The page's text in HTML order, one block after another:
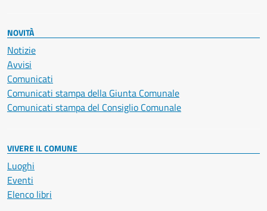
NOVITÀ
Notizie
Avvisi
Comunicati
Comunicati stampa della Giunta Comunale
Comunicati stampa del Consiglio Comunale
VIVERE IL COMUNE
Luoghi
Eventi
Elenco libri